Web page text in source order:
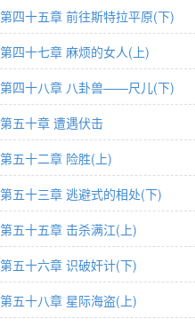
第四十五章 前往斯特拉平原(下)
第四十七章 麻烦的女人(上)
第四十八章 八卦兽——尺儿(下)
第五十章 遭遇伏击
第五十二章 险胜(上)
第五十三章 逃避式的相处(下)
第五十五章 击杀满江(上)
第五十六章 识破奸计(下)
第五十八章 星际海盗(上)